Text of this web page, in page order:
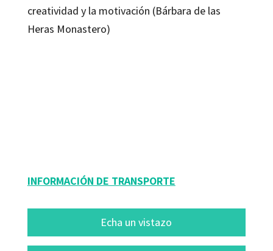
creatividad y la motivación (Bárbara de las
Heras Monastero)
INFORMACIÓN DE TRANSPORTE
Echa un vistazo